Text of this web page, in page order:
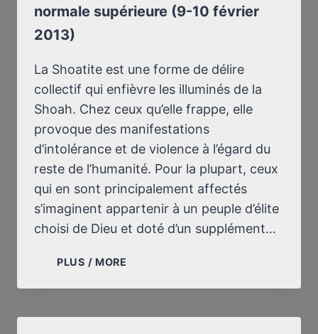
normale supérieure (9-10 février
2013)
La Shoatite est une forme de délire
collectif qui enfièvre les illuminés de la
Shoah. Chez ceux qu’elle frappe, elle
provoque des manifestations
d’intolérance et de violence à l’égard du
reste de l’humanité. Pour la plupart, ceux
qui en sont principalement affectés
s’imaginent appartenir à un peuple d’élite
choisi de Dieu et doté d’un supplément…
PLUS / MORE
SHOATITE